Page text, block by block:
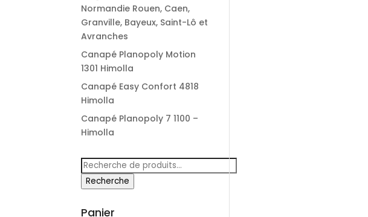
Normandie Rouen, Caen,
Granville, Bayeux, Saint-Lô et
Avranches
Canapé Planopoly Motion
1301 Himolla
Canapé Easy Confort 4818
Himolla
Canapé Planopoly 7 1100 –
Himolla
Recherche
pour :
Recherche
Panier